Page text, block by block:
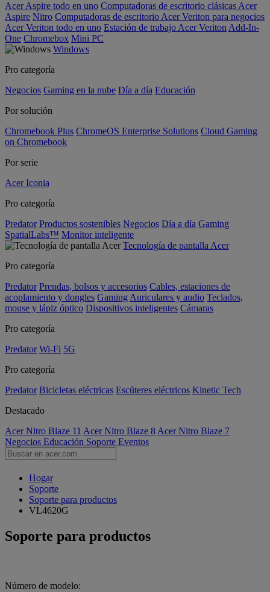
Acer Aspire todo en uno Computadoras de escritorio clásicas Acer
Aspire Nitro Computadoras de escritorio Acer Veriton para negocios
Acer Veriton todo en uno Estación de trabajo Acer Veriton Add-In-
One Chromebox Mini PC
Windows
Pro categoría
Negocios Gaming en la nube Día a día Educación
Por solución
Chromebook Plus ChromeOS Enterprise Solutions Cloud Gaming
on Chromebook
Por serie
Acer Iconia
Pro categoría
Predator Productos sostenibles Negocios Día a día Gaming
SpatialLabs™ Monitor inteligente
Tecnología de pantalla Acer
Pro categoría
Predator Prendas, bolsos y accesorios Cables, estaciones de
acoplamiento y dongles Gaming Auriculares y audio Teclados,
mouse y lápiz óptico Dispositivos inteligentes Cámaras
Pro categoría
Predator Wi-Fi 5G
Pro categoría
Predator Bicicletas eléctricas Escúteres eléctricos Kinetic Tech
Destacado
Acer Nitro Blaze 11 Acer Nitro Blaze 8 Acer Nitro Blaze 7
Negocios Educación Soporte Eventos
Hogar
Soporte
Soporte para productos
VL4620G
Soporte para productos
Número de modelo: